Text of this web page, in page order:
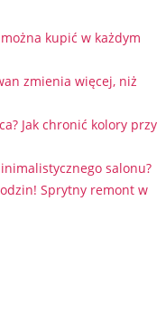
można kupić w każdym
zmienia więcej, niż
Jak chronić kolory przy
salonu?
Sprytny remont w